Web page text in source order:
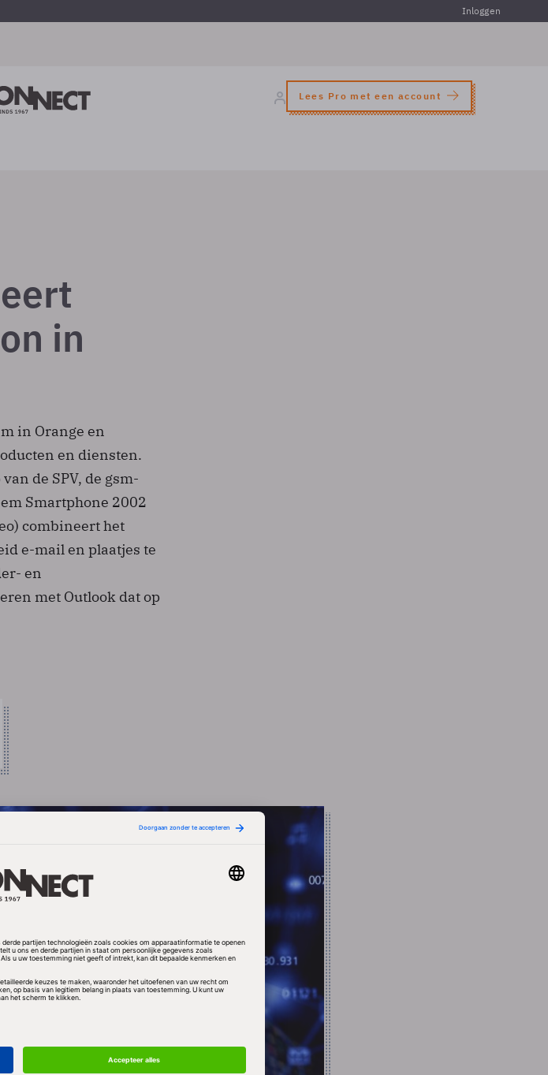
Inloggen
Lees Pro met een account
in
in Orange en
en diensten.
de SPV, de gsm-
Smartphone 2002
combineert het
e-mail en plaatjes te
en
met Outlook dat op